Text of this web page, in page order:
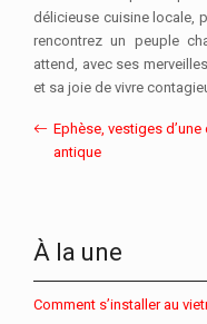
délicieuse cuisine locale,
rencontrez un peuple
attend, avec ses
et sa joie de vivre
Ephèse, vestiges d’une
antique
À la une
Comment s’installer au